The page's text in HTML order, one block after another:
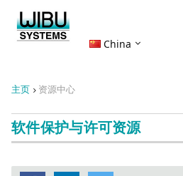
China
主页 资源中心
软件保护与许可资源